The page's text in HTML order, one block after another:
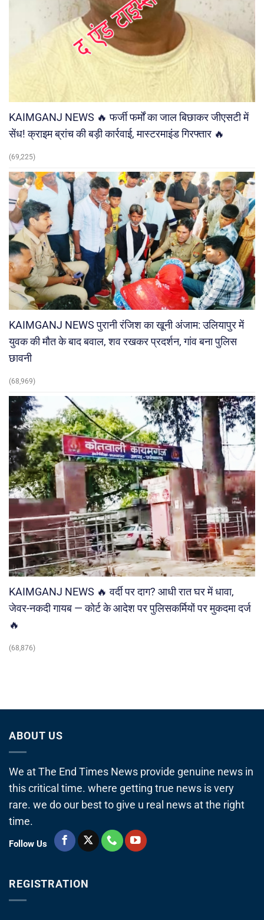
KAIMGANJ NEWS 🔥 फर्जी फर्मों का जाल बिछाकर जीएसटी में
सेंध! क्राइम ब्रांच की बड़ी कार्रवाई, मास्टरमाइंड गिरफ्तार 🔥
(69,225)
KAIMGANJ NEWS पुरानी रंजिश का खूनी अंजाम: उलियापुर में
युवक की मौत के बाद बवाल, शव रखकर प्रदर्शन, गांव बना पुलिस
छावनी
(68,969)
KAIMGANJ NEWS 🔥 वर्दी पर दाग? आधी रात घर में धावा,
जेवर-नकदी गायब — कोर्ट के आदेश पर पुलिसकर्मियों पर मुकदमा दर्ज
🔥
(68,876)
ABOUT US
We at The End Times News provide genuine news in
this critical time. where getting true news is very
rare. we do our best to give u real news at the right
time.
Follow Us
REGISTRATION